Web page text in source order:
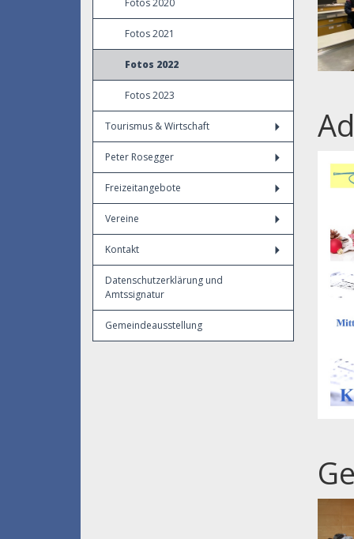
Fotos 2020
Fotos 2021
Fotos 2022
Fotos 2023
Tourismus & Wirtschaft
Peter Rosegger
Freizeitangebote
Vereine
Kontakt
Datenschutzerklärung und
Amtssignatur
Gemeindeausstellung